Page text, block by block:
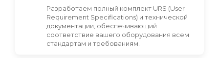
Разработаем полный комплект URS (User
Requirement Specifications) и технической
документации, обеспечивающий
соответствие вашего оборудования всем
стандартам и требованиям.